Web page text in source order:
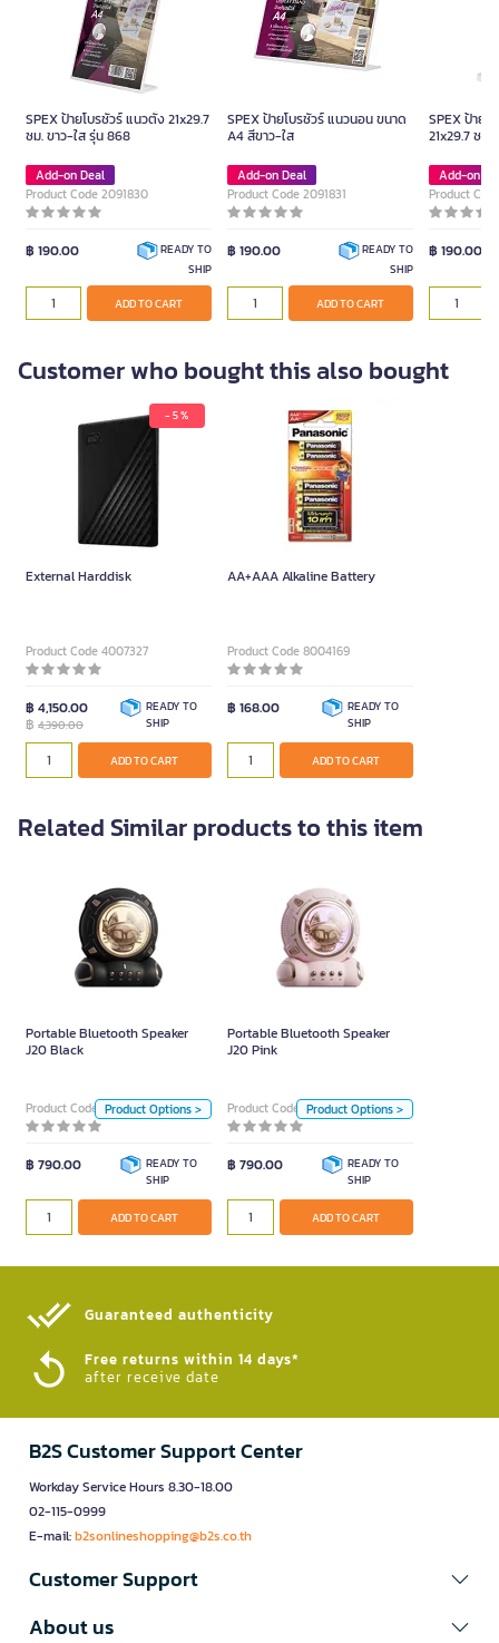
SPEX ป้ายโบรชัวร์ แนวตั้ง 21x29.7
ซม. ขาว-ใส รุ่น 868
Add-on Deal
Product Code 2091830
฿ 190.00
READY TO
SHIP
ADD TO CART
SPEX ป้ายโบรชัวร์ แนวนอน ขนาด
A4 สีขาว-ใส
Add-on Deal
Product Code 2091831
฿ 190.00
READY TO
SHIP
ADD TO CART
SPEX ป้าย
21x29.7 ซม.
Add-on
Product
฿ 190.00
Customer who bought this also bought
- 5 %
External Harddisk
Product Code 4007327
฿ 4,150.00
฿ 4,390.00
READY TO
SHIP
ADD TO CART
AA+AAA Alkaline Battery
Product Code 8004169
฿ 168.00
READY TO
SHIP
ADD TO CART
Related Similar products to this item
Portable Bluetooth Speaker
J20 Black
Product Code 4094200Product Options >
฿ 790.00
READY TO
SHIP
ADD TO CART
Portable Bluetooth Speaker
J20 Black
Color
Piece
ADD TO CART
Portable Bluetooth Speaker
J20 Pink
Product Code 4094201Product Options >
฿ 790.00
READY TO
SHIP
ADD TO CART
Portable Bluetooth Speaker
J20 Pink
Color
Piece
ADD TO CART
Guaranteed authenticity​
Free returns within 14 days*
after receive date
B2S Customer Support Center
Workday Service Hours 8.30-18.00
02-115-0999
E-mail:b2sonlineshopping@b2s.co.th
Customer Support
About us